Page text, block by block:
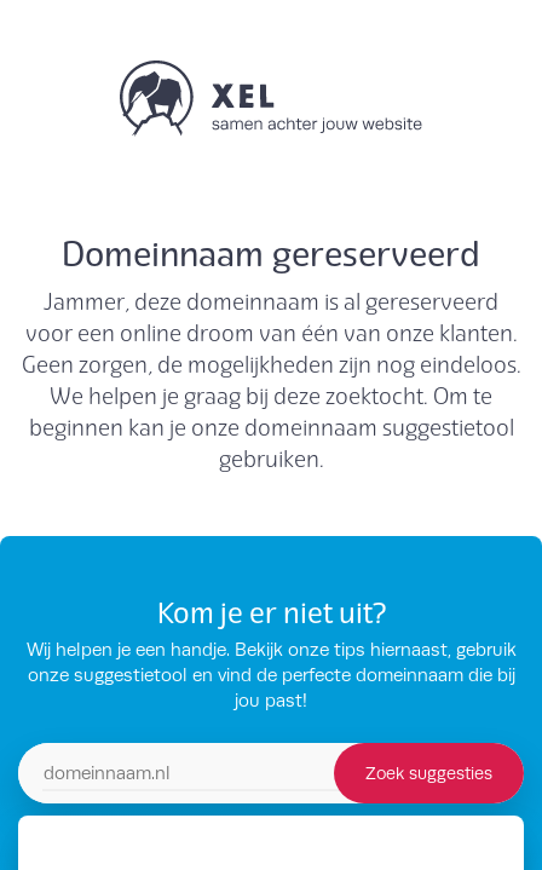
Domeinnaam gereserveerd
Jammer, deze domeinnaam is al gereserveerd
voor een online droom van één van onze klanten.
Geen zorgen, de mogelijkheden zijn nog eindeloos.
We helpen je graag bij deze zoektocht. Om te
beginnen kan je onze domeinnaam suggestietool
gebruiken.
Kom je er niet uit?
Wij helpen je een handje. Bekijk onze tips hiernaast, gebruik
onze suggestietool en vind de perfecte domeinnaam die bij
jou past!
Zoek domeinsuggesties Zoek suggesties